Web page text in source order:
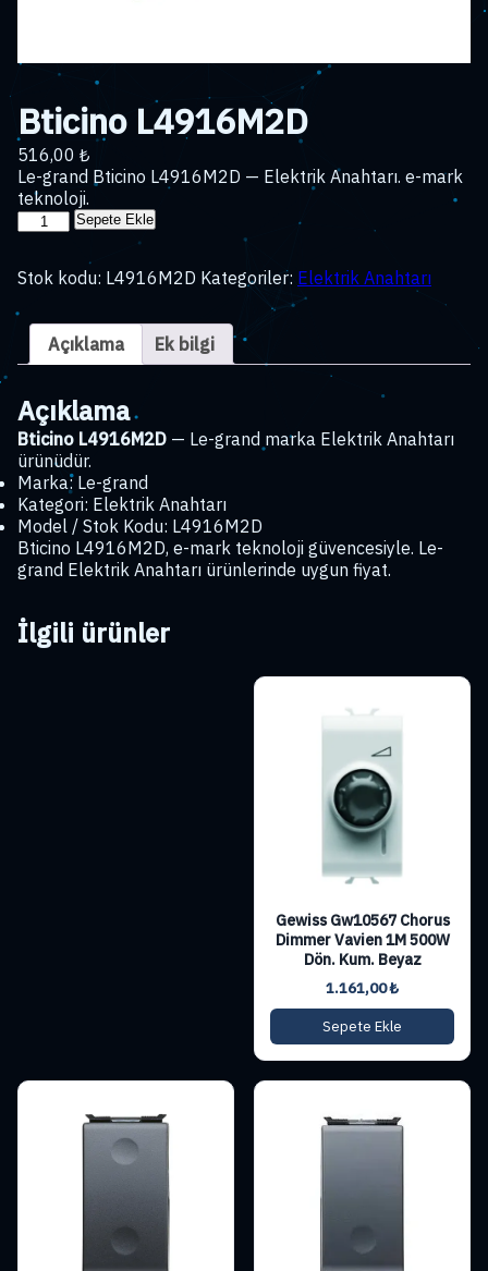
Bticino L4916M2D
516,00 ₺
Le-grand Bticino L4916M2D — Elektrik Anahtarı. e-mark
teknoloji.
Bticino Sepete Ekle
Stok kodu: L4916M2D Kategoriler: Elektrik Anahtarı
Açıklama Ek bilgi
Açıklama
Bticino L4916M2D — Le-grand marka Elektrik Anahtarı
ürünüdür.
Marka: Le-grand
Kategori: Elektrik Anahtarı
Model / Stok Kodu: L4916M2D
Bticino L4916M2D, e-mark teknoloji güvencesiyle. Le-
grand Elektrik Anahtarı ürünlerinde uygun fiyat.
İlgili ürünler
Gewiss Gw10567 Chorus
Dimmer Vavien 1M 500W
Dön. Kum. Beyaz
1.161,00₺
Sepete Ekle